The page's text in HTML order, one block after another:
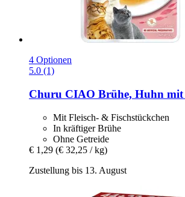
4 Optionen
5.0 (1)
Churu CIAO Brühe, Huhn mit
Mit Fleisch- & Fischstückchen
In kräftiger Brühe
Ohne Getreide
€ 1,29 (€ 32,25 / kg)
Zustellung bis 13. August